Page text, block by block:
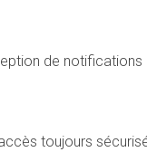
de notifications
toujours